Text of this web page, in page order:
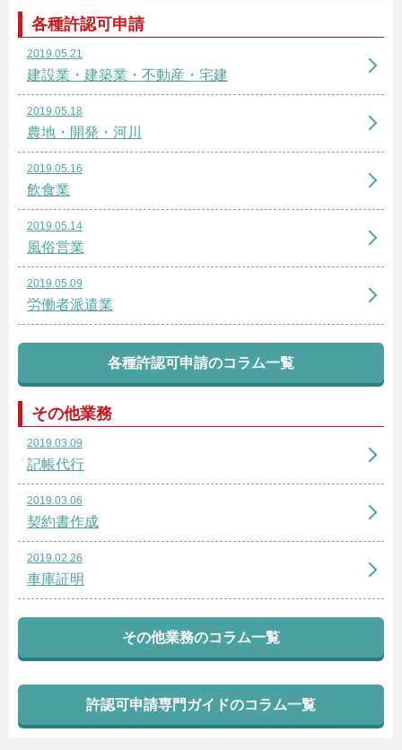
各種許認可申請
2019.05.21
建設業・建築業・不動産・宅建
2019.05.18
農地・開発・河川
2019.05.16
飲食業
2019.05.14
風俗営業
2019.05.09
労働者派遣業
各種許認可申請のコラム一覧
その他業務
2019.03.09
記帳代行
2019.03.06
契約書作成
2019.02.26
車庫証明
その他業務のコラム一覧
許認可申請専門ガイドのコラム一覧